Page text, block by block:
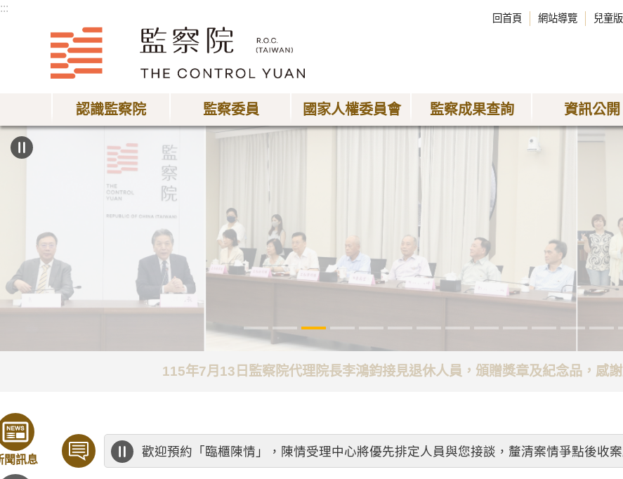
:::
回首頁 網站導覽 兒童版
認識監察院 監察委員 國家人權委員會 監察成果查詢 資訊公開
:::
115年7月13日監察院代理院長李鴻鈞接見退休人員，頒贈獎章及紀念品，感
聞訊息
歡迎預約「臨櫃陳情」，陳情受理中心將優先排定人員與您接談，釐清案情爭點後收